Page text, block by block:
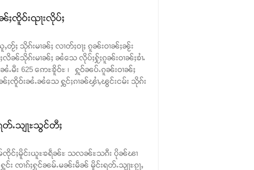
ၸိူဝ်းၺႃးလိုပ်ႈ
ႈ သိုၵ်းမၢၼ်ႈ လၢတ်ႈဝႃႈ ၵူၼ်းဝၢၼ်ႈၼႂ်း
ၼ်သိုၵ်းမၢၼ်ႈ ၼႆသေ လိုပ်ႈႁႂ်ႈၵူၼ်းဝၢၼ်ႈၶၢႆႉ
မီး 625 ဢေႊၶိူဝ်ႊ ၊ ႁူဝ်ၼပ်ႉၵူၼ်းဝၢၼ်ႈ
ႈၸိူဝ်းၼႆႉၼႆသေ ႁွင်ႈၵၢၼ်ၾၢႆႇၽွင်းငမ်း သိုၵ်း
ႉသျႃႊသွင်တီႈ
ၸိုင်ႈမိူင်းယူႊၶရဵၼ်ႊ သလၼ်ႊသၵီး ပိုၼ်ၽၢ
း ၸၢၵ်ႈႁုင်ၼမ်ႉမၼ်းမဵၼ် မိူင်းရတ်ႉသျႃႊၵႂႃႇ